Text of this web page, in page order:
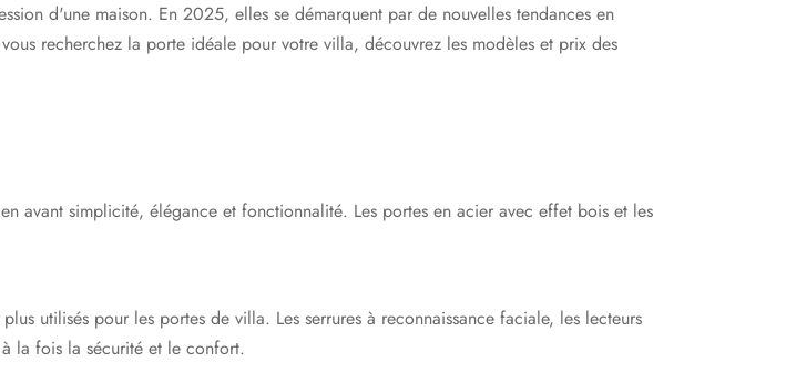
d'une maison. En 2025, elles se démarquent par de nouvelles tendances en
recherchez la porte idéale pour votre villa, découvrez les modèles et prix des
avant simplicité, élégance et fonctionnalité. Les portes en acier avec effet bois et les
utilisés pour les portes de villa. Les serrures à reconnaissance faciale, les lecteurs
la fois la sécurité et le confort.